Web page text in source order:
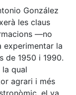
González
les claus
—no
la
de 1950 i 1990.
qual
agrari i més
el va